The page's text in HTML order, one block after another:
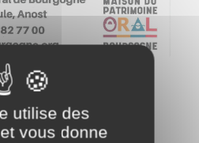
au15/02/23 à 17:30
utilise des
vous donne